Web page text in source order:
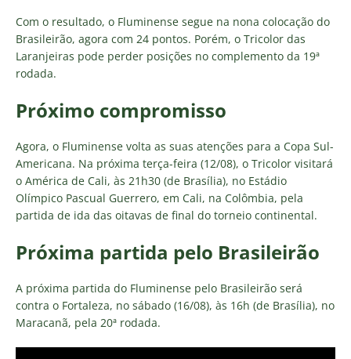
Com o resultado, o Fluminense segue na nona colocação do
Brasileirão, agora com 24 pontos. Porém, o Tricolor das
Laranjeiras pode perder posições no complemento da 19ª
rodada.
Próximo compromisso
Agora, o Fluminense volta as suas atenções para a Copa Sul-
Americana. Na próxima terça-feira (12/08), o Tricolor visitará
o América de Cali, às 21h30 (de Brasília), no Estádio
Olímpico Pascual Guerrero, em Cali, na Colômbia, pela
partida de ida das oitavas de final do torneio continental.
Próxima partida pelo Brasileirão
A próxima partida do Fluminense pelo Brasileirão será
contra o Fortaleza, no sábado (16/08), às 16h (de Brasília), no
Maracanã, pela 20ª rodada.